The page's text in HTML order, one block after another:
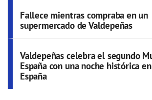
Fallece mientras compraba en un
supermercado de Valdepeñas
Valdepeñas celebra el segundo
España con una noche histórica
España